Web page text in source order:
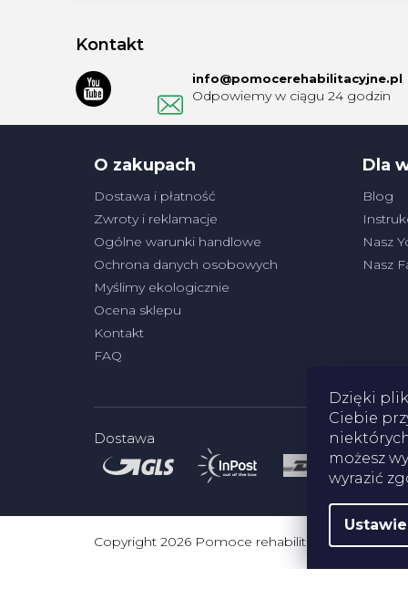
Dzięki
Ciebie
możesz
wyrazić
Kontakt
info@pomocerehabilitacyjne.pl
O zakupach
Dostawa i płatność
Zwroty i reklamacje
Ogólne warunki handlowe
Ochrona danych osobowych
Myślimy ekologicznie
Ocena sklepu
Kontakt
FAQ
Dla
Blog
Nasz
Nasz
Dostawa
Copyright 2026 Pomoce rehabilitacyjne.